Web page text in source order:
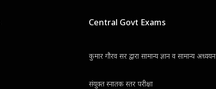
Central Govt Exams
कुमार गौरव सर द्वारा सामान्य ज्ञान व सामान्य अध्ययन
संयुक्त स्नातक स्तर परीक्षा